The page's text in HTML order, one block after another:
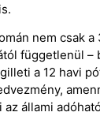
nem csak
függetlenül –
a 12 havi
az állami